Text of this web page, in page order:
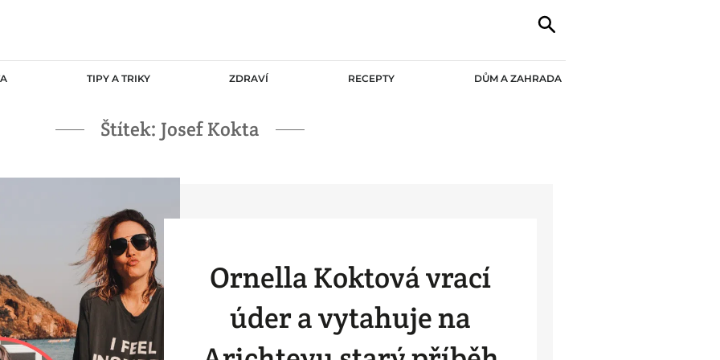
TIPY A TRIKY ZDRAVÍ RECEPTY DŮM A ZAHRADA
Štítek: Josef Kokta
Ornella Koktová vrací
úder a vytahuje na